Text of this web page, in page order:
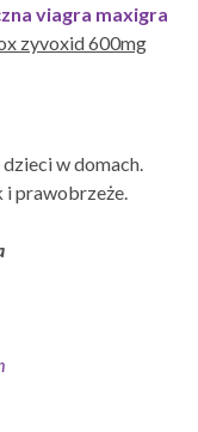
viagra maxigra
zyvoxid 600mg
w domach.
i prawobrzeże.